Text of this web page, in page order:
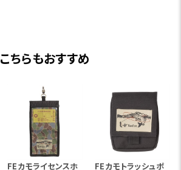
こちらもおすすめ
FEカモライセンスホ FEカモトラッシュポ